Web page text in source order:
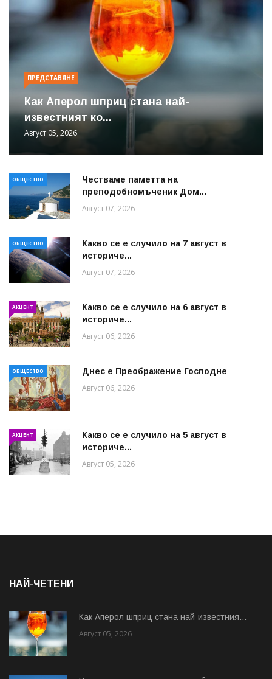
ПРЕДСТАВЯНЕ
Как Аперол шприц стана най-
известният ко...
Август 05, 2026
ОБЩЕСТВО
Честваме паметта на
преподобномъченик Дом...
Август 07, 2026
ОБЩЕСТВО
Какво се е случило на 7 август в
историче...
Август 07, 2026
АКЦЕНТ
Какво се е случило на 6 август в
историче...
Август 06, 2026
ОБЩЕСТВО Днес е Преображение Господне
Август 06, 2026
АКЦЕНТ
Какво се е случило на 5 август в
историче...
Август 05, 2026
НАЙ-ЧЕТЕНИ
Как Аперол шприц стана най-известния...
Август 05, 2026